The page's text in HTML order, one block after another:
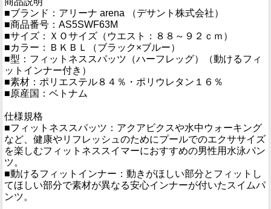
■ブランド：アリーナ arena （デサント株式会社）
■商品番号：AS5SWF63M
■サイズ：ＸＯサイズ（ウエスト：８８～９２ｃｍ）
■カラー：ＢＫＢＬ（ブラック×ブルー）
■型：フィットネススパッツ（ハーフレッグ）（動けるフィ
ットインナー付き）
■素材：ポリエステル８４％・ポリウレタン１６％
■原産国：ベトナム
仕様規格
■フィットネススパッツ：アクアビクスや水中ウォーキング
など、健康やリフレッシュのためにプールでのエクササイズ
を楽しむフィットネススイマーにおすすめの男性用水泳パン
ツ。
■動けるフィットインナー：動きがほしい部分とフィットし
てほしい部分で素材が異なる安心インナーが付いたスイムパ
ンツ。